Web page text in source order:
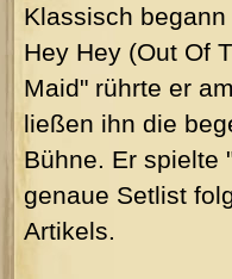
Klassisch
Hey Hey (Out Of
Maid" rührte er
ließen ihn die
Bühne. Er spielte
genaue Setlist
Artikels.